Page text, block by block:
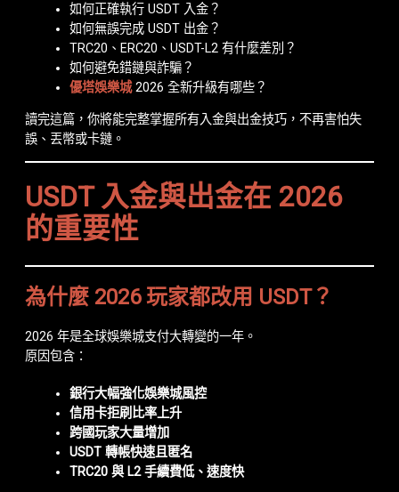
如何正確執行 USDT 入金？
如何無誤完成 USDT 出金？
TRC20、ERC20、USDT-L2 有什麼差別？
如何避免錯鏈與詐騙？
優塔娛樂城2026 全新升級有哪些？
讀完這篇，你將能完整掌握所有入金與出金技巧，不再害怕失
誤、丟幣或卡鏈。
USDT 入金與出金在 2026
的重要性
為什麼 2026 玩家都改用 USDT？
2026 年是全球娛樂城支付大轉變的一年。
原因包含：
銀行大幅強化娛樂城風控
信用卡拒刷比率上升
跨國玩家大量增加
USDT 轉帳快速且匿名
TRC20 與 L2 手續費低、速度快